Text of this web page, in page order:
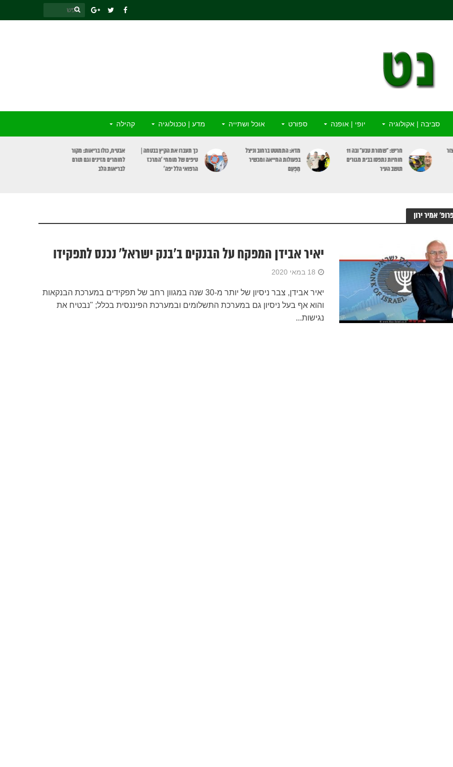
סביבה | אקולוגיה יופי | אופנה ספורט אוכל ושתייה מדע | טכנולוגיה קהילה
חריש: “שמורת טבע” ובה 11
חוחיות נתפסו בבית מגורים
תושב העיר
מדא: התמוטט ברחוב וניצל
בפעולות החייאה ומכשיר
מַפְעֵם
כך תעברו את הקיץ בבטחה |
טיפים של מומחי ‘המרכז
הרפואי הלל יפה’
אבטיח, כולו בריאות: מקור
לחומרים מזינים וגם תורם
לבריאות הלב
אמיר ירון
יאיר אבידן המפקח על הבנקים ב’בנק ישראל’ נכנס לתפקידו
18 במאי 2020
יאיר אבידן, צבר ניסיון של יותר מ-30 שנה במגוון רחב של תפקידים במערכת הבנקאות
והוא אף בעל ניסיון גם במערכת התשלומים ובמערכת הפיננסית בכלל; "נבטיח את
נגישות...